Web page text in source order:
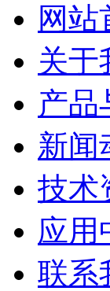
网站
关于
产品
新闻
技术
应用
联系